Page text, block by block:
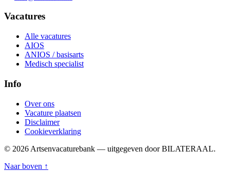
Vacatures
Alle vacatures
AIOS
ANIOS / basisarts
Medisch specialist
Info
Over ons
Vacature plaatsen
Disclaimer
Cookieverklaring
© 2026 Artsenvacaturebank — uitgegeven door BILATERAAL.
Naar boven ↑